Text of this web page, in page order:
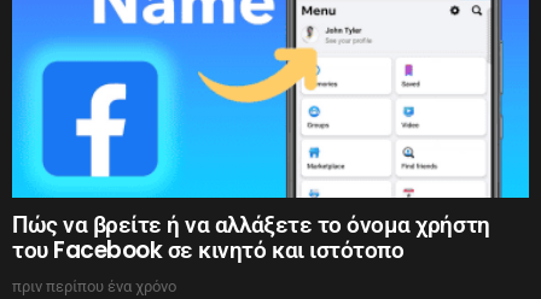
Πώς να βρείτε ή να αλλάξετε το όνομα χρήστη
του Facebook σε κινητό και ιστότοπο
πριν περίπου ένα χρόνο